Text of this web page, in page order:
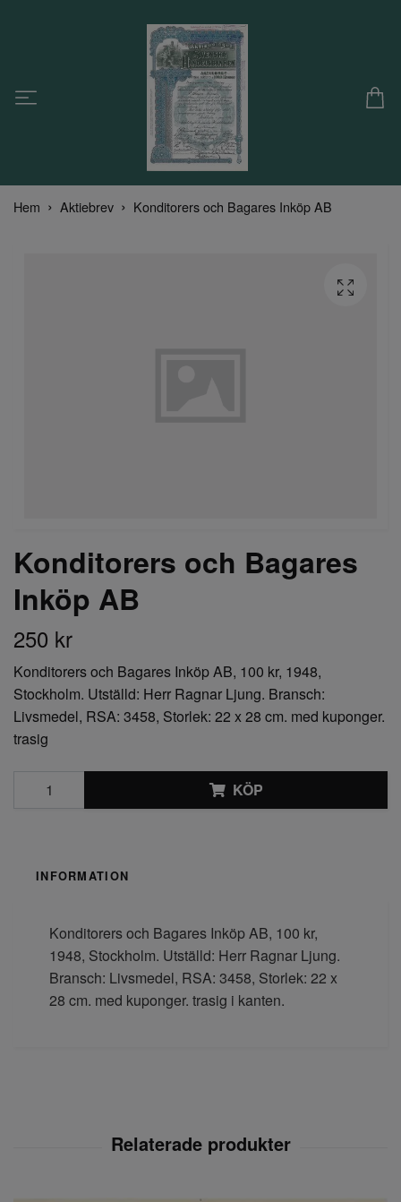
Hem Aktiebrev Konditorers och Bagares Inköp AB
Konditorers och Bagares
Inköp AB
250 kr
Konditorers och Bagares Inköp AB, 100 kr, 1948,
Stockholm. Utställd: Herr Ragnar Ljung. Bransch:
Livsmedel, RSA: 3458, Storlek: 22 x 28 cm. med kuponger.
trasig
KÖP
INFORMATION
Konditorers och Bagares Inköp AB, 100 kr,
1948, Stockholm. Utställd: Herr Ragnar Ljung.
Bransch: Livsmedel, RSA: 3458, Storlek: 22 x
28 cm. med kuponger. trasig i kanten.